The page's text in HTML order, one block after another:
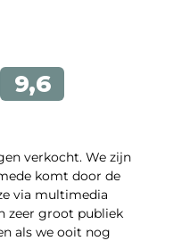
verkocht. We zijn
komt door de
via multimedia
zeer groot publiek
als we ooit nog